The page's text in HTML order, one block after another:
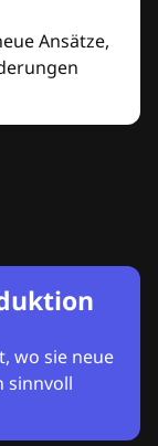
Ansätze,
wo sie neue
sinnvoll